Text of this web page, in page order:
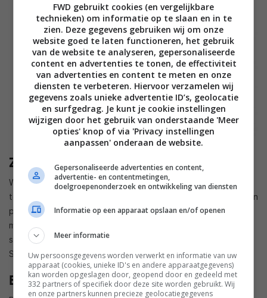
Zelfklevende achterkant
Wel bijzonder was een tweede nieuwigheid van deze
telefoon: je kon hem met de achterkant bijna overal tegenaan
plakken. De achterkant van de telefoon zou van een
materiaal geproduceerd worden waarmee je hem tegen
spiegels of andere gladde oppervlakken kon plakken.
Sommige telefoonhoesjes bieden dit overigens ook.
Betere versie
FWD gebruikt cookies (en vergelijkbare
technieken) om informatie op te slaan en in te
zien. Deze gegevens gebruiken wij om onze
website goed te laten functioneren, het gebruik
van de website te analyseren, gepersonaliseerde
content en advertenties te tonen, de effectiviteit
van advertenties en content te meten en onze
diensten te verbeteren. Hiervoor verzamelen wij
gegevens zoals unieke advertentie ID’s, geolocatie
en surfgedrag. Je kunt je cookie instellingen
wijzigen door het gebruik van onderstaande 'Meer
opties' knop of via 'Privacy instellingen
aanpassen' onderaan de website.
Gepersonaliseerde advertenties en content,
advertentie- en contentmetingen,
doelgroepenonderzoek en ontwikkeling van diensten
Informatie op een apparaat opslaan en/of openen
Meer informatie
Uw persoonsgegevens worden verwerkt en informatie van uw
apparaat (cookies, unieke ID's en andere apparaatgegevens)
kan worden opgeslagen door, geopend door en gedeeld met
332 partners of specifiek door deze site worden gebruikt. Wij
en onze partners kunnen precieze geolocatiegegevens